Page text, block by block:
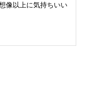
像以上に気持ちいい